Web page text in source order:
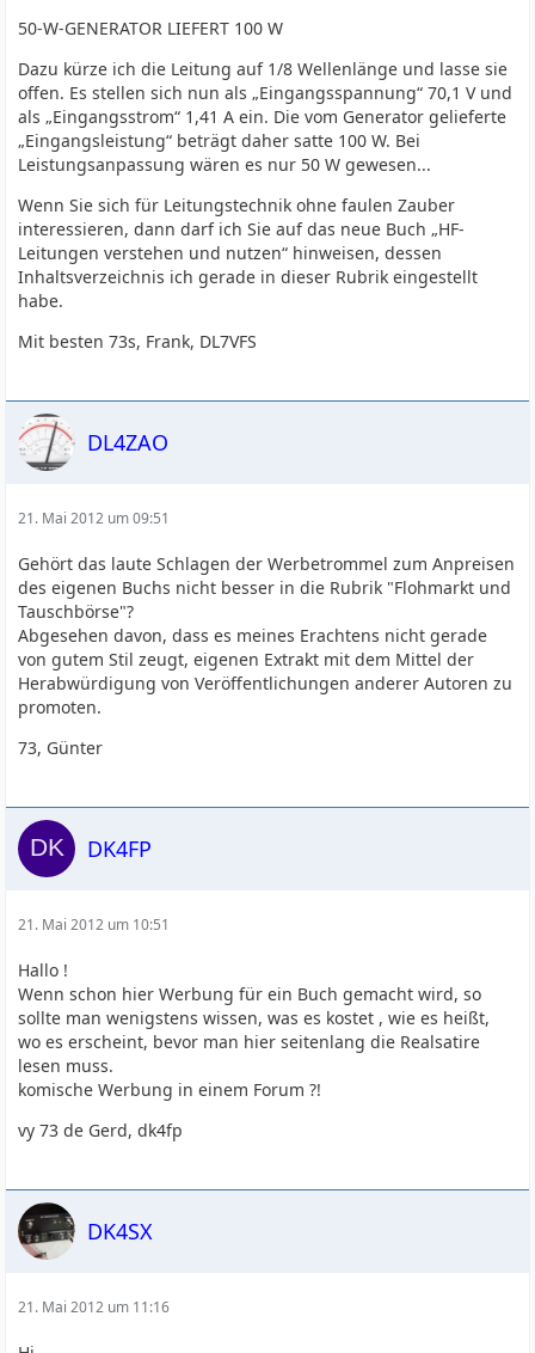
50-W-GENERATOR LIEFERT 100 W
Dazu kürze ich die Leitung auf 1/8 Wellenlänge und lasse sie
offen. Es stellen sich nun als „Eingangsspannung“ 70,1 V und
als „Eingangsstrom“ 1,41 A ein. Die vom Generator gelieferte
„Eingangsleistung“ beträgt daher satte 100 W. Bei
Leistungsanpassung wären es nur 50 W gewesen...
Wenn Sie sich für Leitungstechnik ohne faulen Zauber
interessieren, dann darf ich Sie auf das neue Buch „HF-
Leitungen verstehen und nutzen“ hinweisen, dessen
Inhaltsverzeichnis ich gerade in dieser Rubrik eingestellt
habe.
Mit besten 73s, Frank, DL7VFS
DL4ZAO
21. Mai 2012 um 09:51
Gehört das laute Schlagen der Werbetrommel zum Anpreisen
des eigenen Buchs nicht besser in die Rubrik "Flohmarkt und
Tauschbörse"?
Abgesehen davon, dass es meines Erachtens nicht gerade
von gutem Stil zeugt, eigenen Extrakt mit dem Mittel der
Herabwürdigung von Veröffentlichungen anderer Autoren zu
promoten.
73, Günter
DK4FP
21. Mai 2012 um 10:51
Hallo !
Wenn schon hier Werbung für ein Buch gemacht wird, so
sollte man wenigstens wissen, was es kostet , wie es heißt,
wo es erscheint, bevor man hier seitenlang die Realsatire
lesen muss.
komische Werbung in einem Forum ?!
vy 73 de Gerd, dk4fp
DK4SX
21. Mai 2012 um 11:16